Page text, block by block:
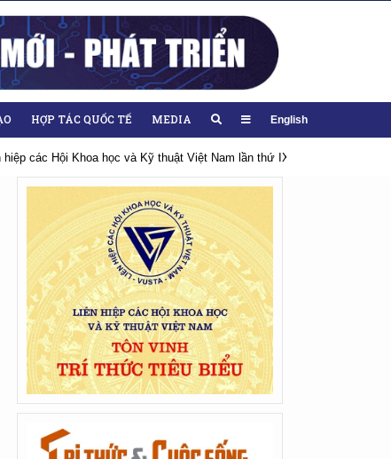
HỢP TÁC QUỐC TẾ MEDIA English
kỳ 2026-2031 Hướng tới Đại hội lần thứ XIV của Đảng